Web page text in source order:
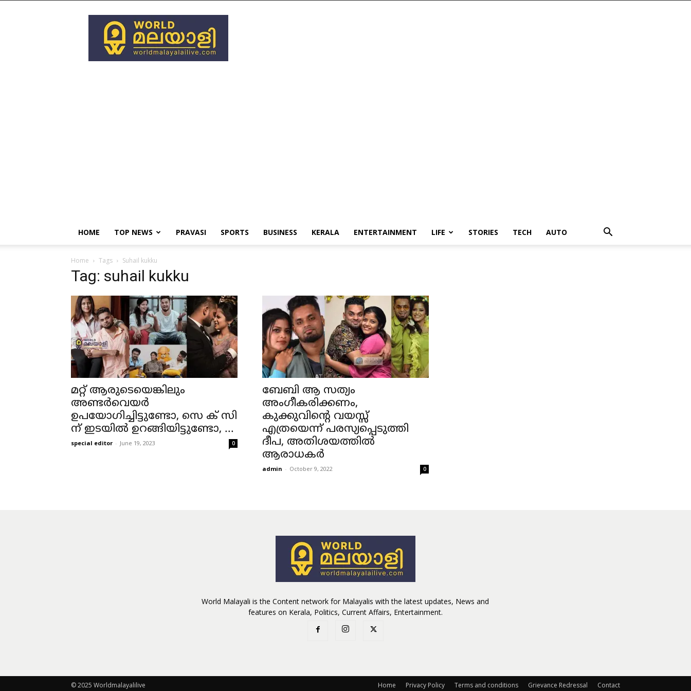
World
Malayali
Live
HOME TOP NEWS PRAVASI SPORTS BUSINESS KERALA ENTERTAINMENT LIFE STORIES TECH AUTO
Home Tags Suhail kukku
Tag: suhail kukku
മറ്റ് ആരുടെയെങ്കിലും
അണ്ടർവെയർ
ഉപയോഗിച്ചിട്ടുണ്ടോ, സെ ക് സി
ന് ഇടയിൽ ഉറങ്ങിയിട്ടുണ്ടോ, ...
special editor - June 19, 2023 0
ബേബി ആ സത്യം
അംഗീകരിക്കണം,
കുക്കുവിന്റെ വയസ്സ്
എത്രയെന്ന് പരസ്യപ്പെടുത്തി
ദീപ, അതിശയത്തിൽ
ആരാധകർ
admin - October 9, 2022 0
World Malayali is the Content network for Malayalis with the latest updates, News and
features on Kerala, Politics, Current Affairs, Entertainment.
Home Privacy Policy Terms and conditions Grievance Redressal Contact
© 2025 Worldmalayalilive